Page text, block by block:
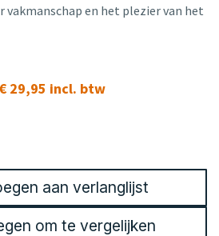
vakmanschap en het plezier van het
29,95 incl. btw
om te vergelijken
aan verlanglijst